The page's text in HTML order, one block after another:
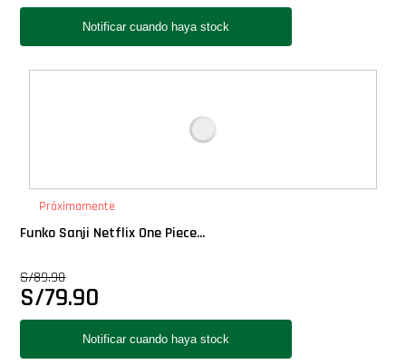
Próximamente
Funko Sanji Netflix One Piece...
S/89.90
S/79.90